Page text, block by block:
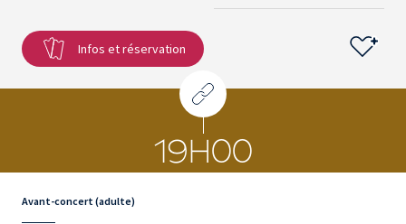
Infos et réservation
19H00
Avant-concert (adulte)